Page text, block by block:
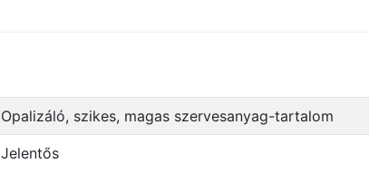
Opalizáló, szikes, magas szervesanyag-tartalom
Jelentős